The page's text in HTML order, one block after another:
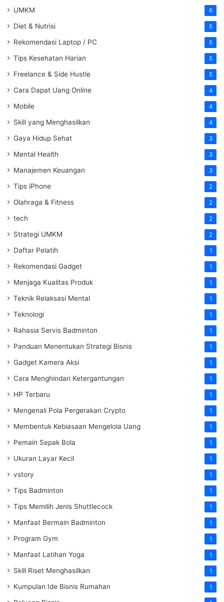
UMKM 6
Diet & Nutrisi 5
Rekomendasi Laptop / PC 5
Tips Kesehatan Harian 5
Freelance & Side Hustle 5
Cara Dapat Uang Online 4
Mobile 4
Skill yang Menghasilkan 4
Gaya Hidup Sehat 3
Mental Health 3
Manajemen Keuangan 3
Tips iPhone 2
Olahraga & Fitness 2
tech 2
Strategi UMKM 2
Daftar Pelatih 1
Rekomendasi Gadget 1
Menjaga Kualitas Produk 1
Teknik Relaksasi Mental 1
Teknologi 1
Rahasia Servis Badminton 1
Panduan Menentukan Strategi Bisnis 1
Gadget Kamera Aksi 1
Cara Menghindari Ketergantungan 1
HP Terbaru 1
Mengenali Pola Pergerakan Crypto 1
Membentuk Kebiasaan Mengelola Uang 1
Pemain Sepak Bola 1
Ukuran Layar Kecil 1
vstory 1
Tips Badminton 1
Tips Memilih Jenis Shuttlecock 1
Manfaat Bermain Badminton 1
Program Gym 1
Manfaat Latihan Yoga 1
Skill Riset Menghasilkan 1
Kumpulan Ide Bisnis Rumahan 1